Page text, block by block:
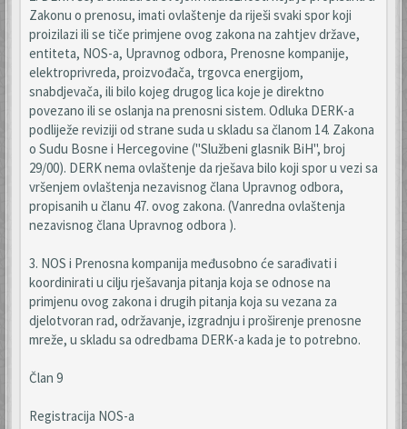
Zakonu o prenosu, imati ovlaštenje da riješi svaki spor koji
proizilazi ili se tiče primjene ovog zakona na zahtjev države,
entiteta, NOS-a, Upravnog odbora, Prenosne kompanije,
elektroprivreda, proizvođača, trgovca energijom,
snabdjevača, ili bilo kojeg drugog lica koje je direktno
povezano ili se oslanja na prenosni sistem. Odluka DERK-a
podliježe reviziji od strane suda u skladu sa članom 14. Zakona
o Sudu Bosne i Hercegovine ("Službeni glasnik BiH", broj
29/00). DERK nema ovlaštenje da rješava bilo koji spor u vezi sa
vršenjem ovlaštenja nezavisnog člana Upravnog odbora,
propisanih u članu 47. ovog zakona. (Vanredna ovlaštenja
nezavisnog člana Upravnog odbora ).
3. NOS i Prenosna kompanija međusobno će sarađivati i
koordinirati u cilju rješavanja pitanja koja se odnose na
primjenu ovog zakona i drugih pitanja koja su vezana za
djelotvoran rad, održavanje, izgradnju i proširenje prenosne
mreže, u skladu sa odredbama DERK-a kada je to potrebno.
Član 9
Registracija NOS-a